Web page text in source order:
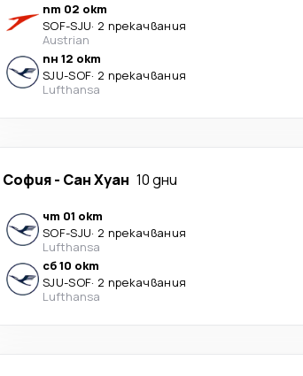
пт 02 окт
SOF-SJU· 2 прекачвания
Austrian
пн 12 окт
SJU-SOF· 2 прекачвания
Lufthansa
София- Сан Хуан 10 дни
чт 01 окт
SOF-SJU· 2 прекачвания
Lufthansa
сб 10 окт
SJU-SOF· 2 прекачвания
Lufthansa